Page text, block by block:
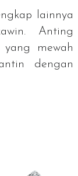
lainnya
Anting
yang mewah
dengan